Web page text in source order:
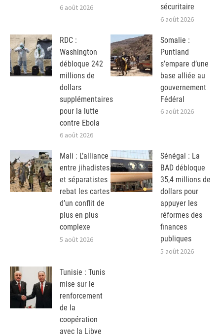
6 août 2026
sécuritaire
6 août 2026
RDC :
Washington
débloque 242
millions de
dollars
supplémentaires
pour la lutte
contre Ebola
6 août 2026
Somalie :
Puntland
s’empare d’une
base alliée au
gouvernement
Fédéral
6 août 2026
Mali : L’alliance
entre jihadistes
et séparatistes
rebat les cartes
d’un conflit de
plus en plus
complexe
5 août 2026
Sénégal : La
BAD débloque
35,4 millions de
dollars pour
appuyer les
réformes des
finances
publiques
5 août 2026
Tunisie : Tunis
mise sur le
renforcement
de la
coopération
avec la Libye